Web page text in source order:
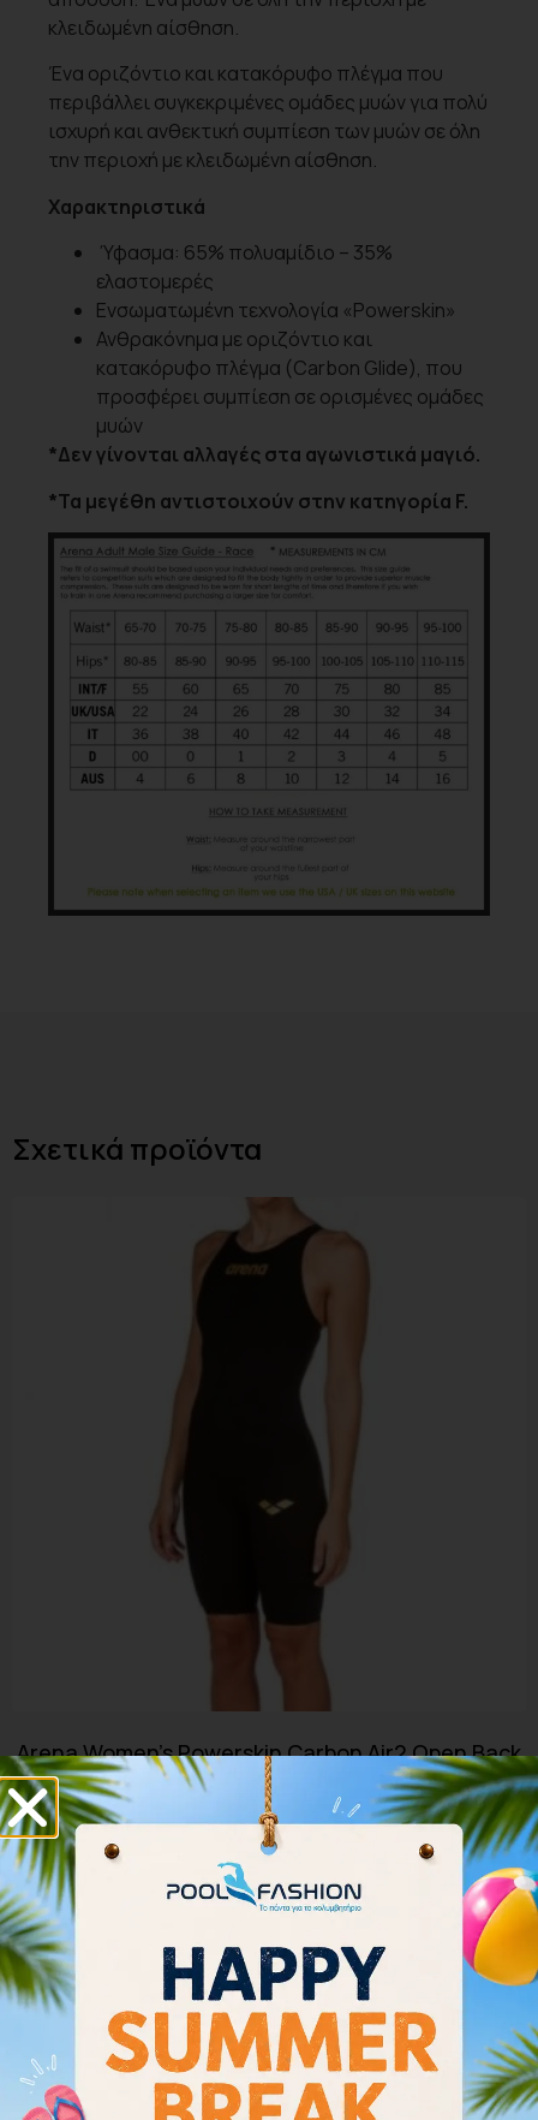
κλειδωμένη αίσθηση.
Ένα οριζόντιο και κατακόρυφο πλέγμα που
περιβάλλει συγκεκριμένες ομάδες μυών για πολύ
ισχυρή και ανθεκτική συμπίεση των μυών σε όλη
την περιοχή με κλειδωμένη αίσθηση.
Χαρακτηριστικά
Ύφασμα: 65% πολυαμίδιο – 35%
ελαστομερές
Ενσωματωμένη τεχνολογία «Powerskin»
Ανθρακόνημα με οριζόντιο και
κατακόρυφο πλέγμα (Carbon Glide), που
προσφέρει συμπίεση σε ορισμένες ομάδες
μυών
*Δεν γίνονται αλλαγές στα αγωνιστικά μαγιό.
*Τα μεγέθη αντιστοιχούν στην κατηγορία F.
Σχετικά προϊόντα
Arena Women’s Powerskin Carbon Air2 Open Back
001128-553
380.00
342.00€
Επιλογή